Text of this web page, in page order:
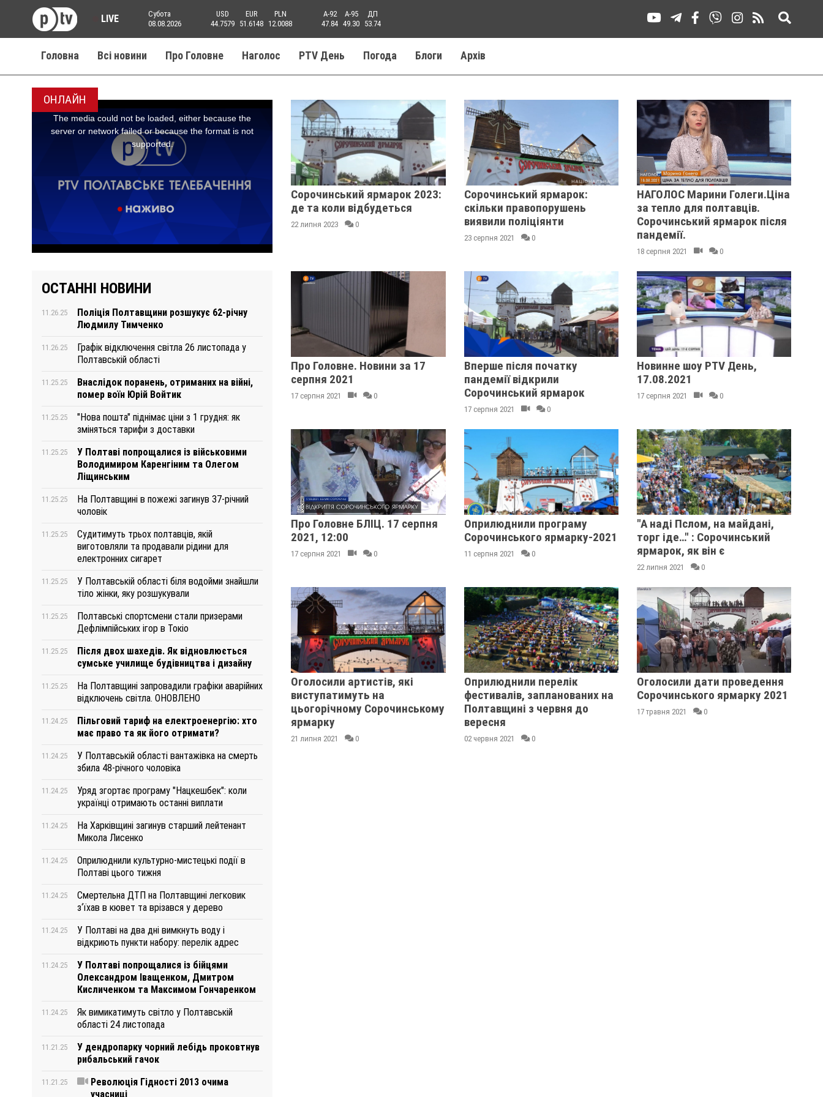
LIVE
Субота
08.08.2026
USD
44.7579
EUR
51.6148
PLN
12.0088
A-92
47.84
A-95
49.30
ДП
53.74
Головна Всі новини Про Головне Наголос PTV День Погода Блоги Aрхів
ОНЛАЙН
ОСТАННІ НОВИНИ
11.26.25
Поліція Полтавщини розшукує 62-річну
Людмилу Тимченко
11.26.25
Графік відключення світла 26 листопада у
Полтавській області
11.25.25
Внаслідок поранень, отриманих на війні,
помер воїн Юрій Войтик
11.25.25
"Нова пошта" піднімає ціни з 1 грудня: як
зміняться тарифи з доставки
11.25.25
У Полтаві попрощалися із військовими
Володимиром Каренгіним та Олегом
Ліщинським
11.25.25
На Полтавщині в пожежі загинув 37-річний
чоловік
11.25.25
Судитимуть трьох полтавців, якій
виготовляли та продавали рідини для
електронних сигарет
11.25.25
У Полтавській області біля водойми знайшли
тіло жінки, яку розшукували
11.25.25
Полтавські спортсмени стали призерами
Дефлімпійських ігор в Токіо
11.25.25
Після двох шахедів. Як відновлюється
сумське училище будівництва і дизайну
11.25.25
На Полтавщині запровадили графіки аварійних
відключень світла. ОНОВЛЕНО
11.24.25
Пільговий тариф на електроенергію: хто
має право та як його отримати?
11.24.25
У Полтавській області вантажівка на смерть
збила 48-річного чоловіка
11.24.25
Уряд згортає програму "Нацкешбек": коли
українці отримають останні виплати
11.24.25
На Харківщині загинув старший лейтенант
Микола Лисенко
11.24.25
Оприлюднили культурно-мистецькі події в
Полтаві цього тижня
11.24.25
Смертельна ДТП на Полтавщині легковик
з‘їхав в кювет та врізався у дерево
11.24.25
У Полтаві на два дні вимкнуть воду і
відкриють пункти набору: перелік адрес
11.24.25
У Полтаві попрощалися із бійцями
Олександром Іващенком, Дмитром
Кисличенком та Максимом Гончаренком
11.24.25
Як вимикатимуть світло у Полтавській
області 24 листопада
11.21.25
У дендропарку чорний лебідь проковтнув
рибальський гачок
11.21.25
Революція Гідності 2013 очима
учасниці
Сорочинський ярмарок 2023:
де та коли відбудеться
22 липня 2023 0
Сорочинський ярмарок:
скільки правопорушень
виявили поліціянти
23 серпня 2021 0
НАГОЛОС Марини Голеги.Ціна
за тепло для полтавців.
Сорочинський ярмарок після
пандемії.
18 серпня 2021 0
Про Головне. Новини за 17
серпня 2021
17 серпня 2021 0
Вперше після початку
пандемії відкрили
Сорочинський ярмарок
17 серпня 2021 0
Новинне шоу PTV День,
17.08.2021
17 серпня 2021 0
Про Головне БЛІЦ. 17 серпня
2021, 12:00
17 серпня 2021 0
Оприлюднили програму
Сорочинського ярмарку-2021
11 серпня 2021 0
"А наді Пслом, на майдані,
торг іде…" : Сорочинський
ярмарок, як він є
22 липня 2021 0
Оголосили артистів, які
виступатимуть на
цьогорічному Сорочинському
ярмарку
21 липня 2021 0
Оприлюднили перелік
фестивалів, запланованих на
Полтавщині з червня до
вересня
02 червня 2021 0
Оголосили дати проведення
Сорочинського ярмарку 2021
17 травня 2021 0